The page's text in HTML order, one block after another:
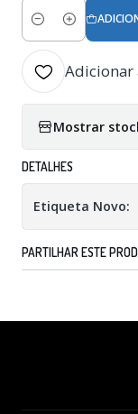
Quantidade
Adicionar
Mostrar
DETALHES
Etiqueta Novo:
PARTILHAR ESTE